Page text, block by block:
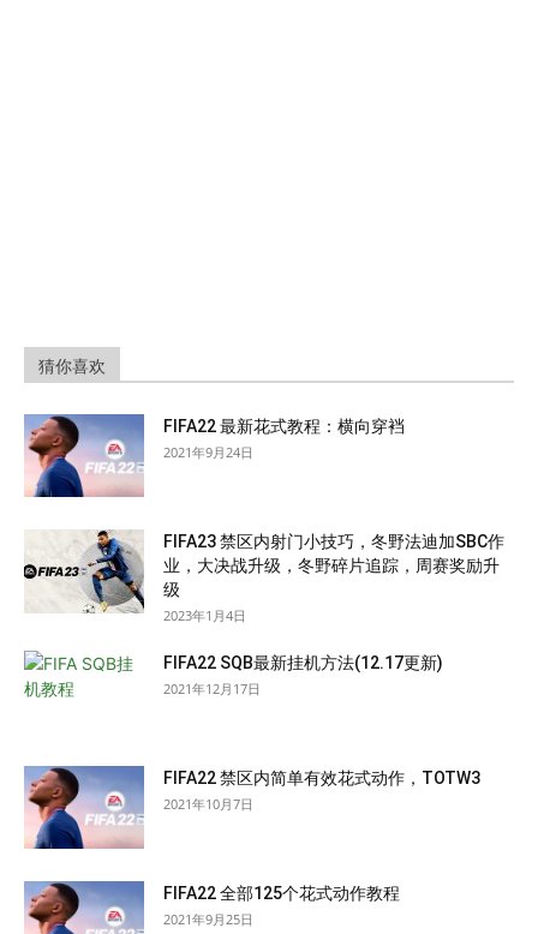
猜你喜欢
FIFA22 最新花式教程：横向穿裆
2021年9月24日
FIFA23 禁区内射门小技巧，冬野法迪加SBC作
业，大决战升级，冬野碎片追踪，周赛奖励升
级
2023年1月4日
FIFA22 SQB最新挂机方法(12.17更新)
2021年12月17日
FIFA22 禁区内简单有效花式动作，TOTW3
2021年10月7日
FIFA22 全部125个花式动作教程
2021年9月25日